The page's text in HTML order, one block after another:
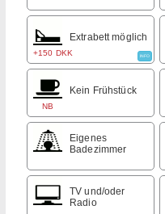
+150 DKK
Extrabett möglich
INFO
NB
Kein Frühstück
Eigenes
Badezimmer
TV und/oder
Radio